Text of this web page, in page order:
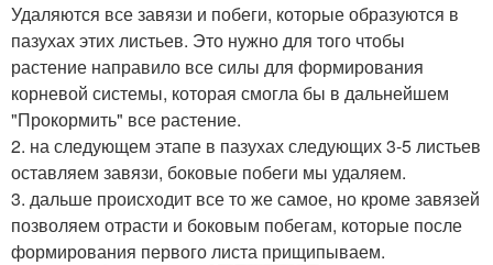
Удаляются все завязи и побеги, которые образуются в
пазухах этих листьев. Это нужно для того чтобы
растение направило все силы для формирования
корневой системы, которая смогла бы в дальнейшем
"Прокормить" все растение.
2. на следующем этапе в пазухах следующих 3-5 листьев
оставляем завязи, боковые побеги мы удаляем.
3. дальше происходит все то же самое, но кроме завязей
позволяем отрасти и боковым побегам, которые после
формирования первого листа прищипываем.